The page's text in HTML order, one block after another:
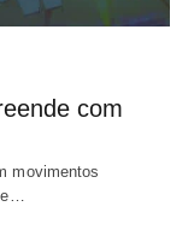
com
movimentos
e…